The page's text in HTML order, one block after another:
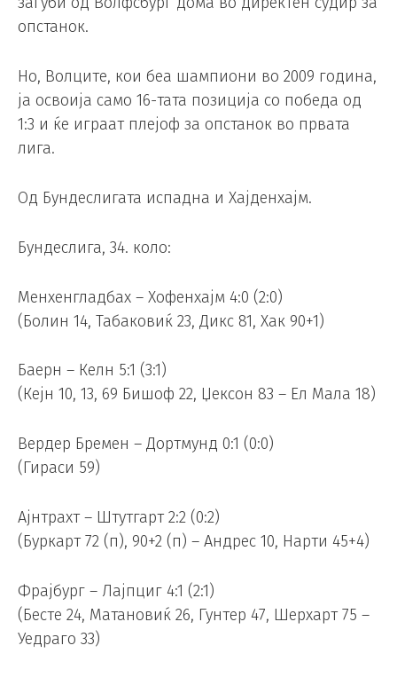
опстанок.
Но, Волците, кои беа шампиони во 2009 година,
ја освоија само 16-тата позиција со победа од
1:3 и ќе играат плејоф за опстанок во првата
лига.
Од Бундеслигата испадна и Хајденхајм.
Бундеслига, 34. коло:
Менхенгладбах – Хофенхајм 4:0 (2:0)
(Болин 14, Табаковиќ 23, Дикс 81, Хак 90+1)
Баерн – Келн 5:1 (3:1)
(Кејн 10, 13, 69 Бишоф 22, Џексон 83 – Ел Мала 18)
Вердер Бремен – Дортмунд 0:1 (0:0)
(Гираси 59)
Ајнтрахт – Штутгарт 2:2 (0:2)
(Буркарт 72 (п), 90+2 (п) – Андрес 10, Нарти 45+4)
Фрајбург – Лајпциг 4:1 (2:1)
(Бесте 24, Матановиќ 26, Гунтер 47, Шерхарт 75 –
Уедраго 33)